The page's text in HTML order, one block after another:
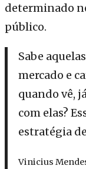
determinado
público.
Sabe
mercado e
quando vê,
com elas?
estratégia de
Vinicius